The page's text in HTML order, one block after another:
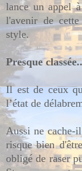
lance un appel
l'avenir de
style.
Presque
Il est de ceux
l’état de
Aussi ne cache-
risque bien
obligé de raser